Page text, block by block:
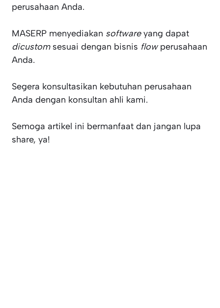
perusahaan Anda.
MASERP menyediakan softwareyang dapat
dicustomsesuai dengan bisnis flowperusahaan
Anda.
Segera konsultasikan kebutuhan perusahaan
Anda dengan konsultan ahli kami.
Semoga artikel ini bermanfaat dan jangan lupa
share, ya!